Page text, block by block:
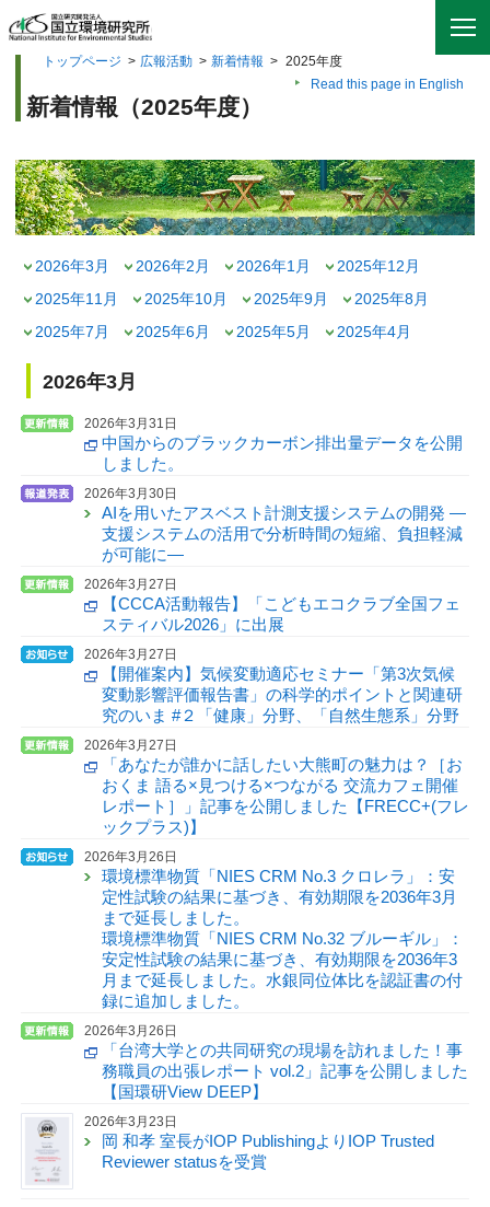
トップページ > 広報活動 > 新着情報 > 2025年度
Read this page in English
新着情報（2025年度）
2026年3月 2026年2月 2026年1月
2025年12月
2025年11月
2025年10月 2025年9月
2025年8月
2025年7月
2025年6月 2025年5月 2025年4月
2026年3月
2026年3月31日
中国からのブラックカーボン排出量データを公開
しました。
2026年3月30日
AIを用いたアスベスト計測支援システムの開発 —
支援システムの活用で分析時間の短縮、負担軽減
が可能に—
2026年3月27日
【CCCA活動報告】「こどもエコクラブ全国フェ
スティバル2026」に出展
2026年3月27日
【開催案内】気候変動適応セミナー「第3次気候
変動影響評価報告書」の科学的ポイントと関連研
究のいま #２「健康」分野、「自然生態系」分野
2026年3月27日
「あなたが誰かに話したい大熊町の魅力は？［お
おくま 語る×見つける×つながる 交流カフェ開催
レポート］」記事を公開しました【FRECC+(フレ
ックプラス)】
2026年3月26日
環境標準物質「NIES CRM No.3 クロレラ」：安
定性試験の結果に基づき、有効期限を2036年3月
まで延長しました。
環境標準物質「NIES CRM No.32 ブルーギル」：
安定性試験の結果に基づき、有効期限を2036年3
月まで延長しました。水銀同位体比を認証書の付
録に追加しました。
2026年3月26日
「台湾大学との共同研究の現場を訪れました！事
務職員の出張レポート vol.2」記事を公開しました
【国環研View DEEP】
2026年3月23日
岡 和孝 室長がIOP PublishingよりIOP Trusted
Reviewer statusを受賞